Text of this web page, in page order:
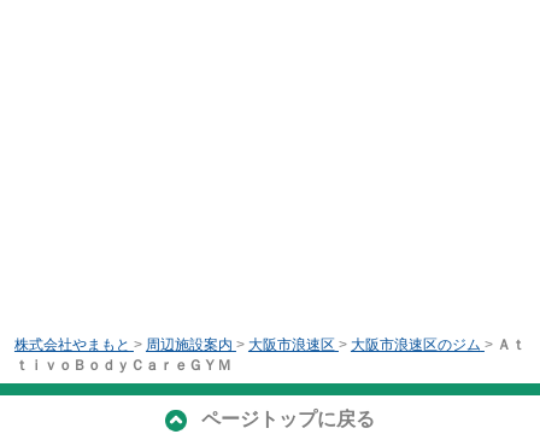
株式会社やまもと > 周辺施設案内 > 大阪市浪速区 > 大阪市浪速区のジム > Ａｔ
ｔｉｖｏＢｏｄｙＣａｒｅＧＹＭ
ページトップに戻る